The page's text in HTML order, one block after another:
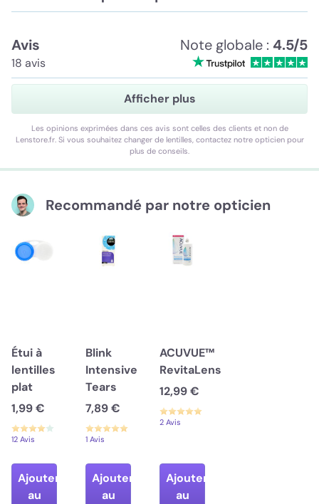
Avis
18 avis
Note globale : 4.5/5
Afficher plus
Les opinions exprimées dans ces avis sont celles des clients et non de
Lenstore.fr. Si vous souhaitez changer de lentilles, contactez notre opticien pour
plus de conseils.
Recommandé par notre opticien
Étui à
lentilles
plat
1,99 €
12 Avis
Ajouter
au
Blink
Intensive
Tears
7,89 €
1 Avis
Ajouter
au
ACUVUE™
RevitaLens
12,99 €
2 Avis
Ajouter
au